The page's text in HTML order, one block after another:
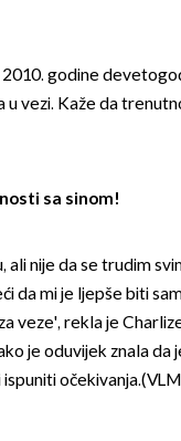
godine
vezi. Kaže da
sa sinom!
ali nije da se trudim
da mi je ljepše biti
veze', rekla je
je oduvijek znala da